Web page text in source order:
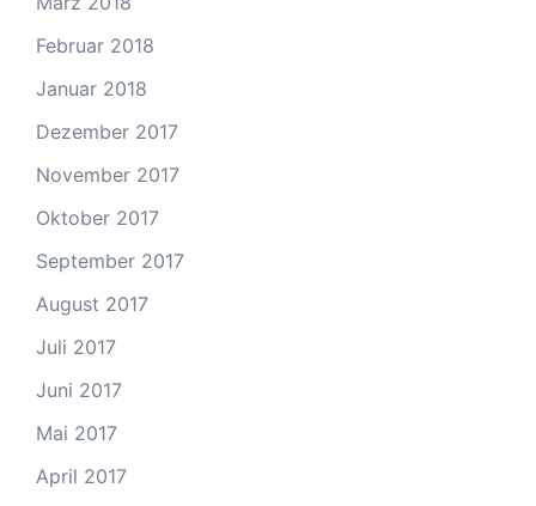
Februar 2018
Januar 2018
Dezember 2017
November 2017
Oktober 2017
September 2017
August 2017
Juli 2017
Juni 2017
Mai 2017
April 2017